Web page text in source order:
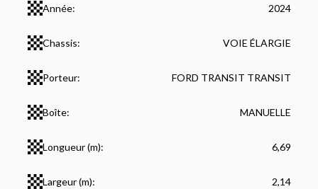
Année: 2024
Chassis: VOIE ÉLARGIE
Porteur: FORD TRANSIT TRANSIT
Boîte: MANUELLE
Longueur (m): 6,69
Largeur (m): 2,14